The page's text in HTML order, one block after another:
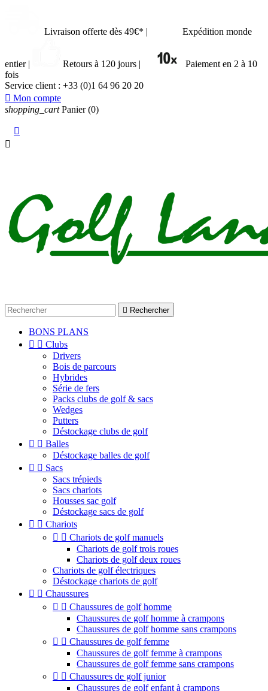
Livraison offerte dès 49€* | Expédition monde
entier | Retours à 120 jours |
Paiement en 2 à 10
fois
Service client : +33 (0)1 64 96 20 20
 Mon compte
shopping_cart Panier (0)


 Rechercher
BONS PLANS
  Clubs
Drivers
Bois de parcours
Hybrides
Série de fers
Packs clubs de golf & sacs
Wedges
Putters
Déstockage clubs de golf
  Balles
Déstockage balles de golf
  Sacs
Sacs trépieds
Sacs chariots
Housses sac golf
Déstockage sacs de golf
  Chariots
  Chariots de golf manuels
Chariots de golf trois roues
Chariots de golf deux roues
Chariots de golf électriques
Déstockage chariots de golf
  Chaussures
  Chaussures de golf homme
Chaussures de golf homme à crampons
Chaussures de golf homme sans crampons
  Chaussures de golf femme
Chaussures de golf femme à crampons
Chaussures de golf femme sans crampons
  Chaussures de golf junior
Chaussures de golf enfant à crampons